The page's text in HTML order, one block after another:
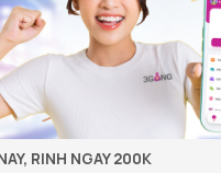
RINH NGAY 200K